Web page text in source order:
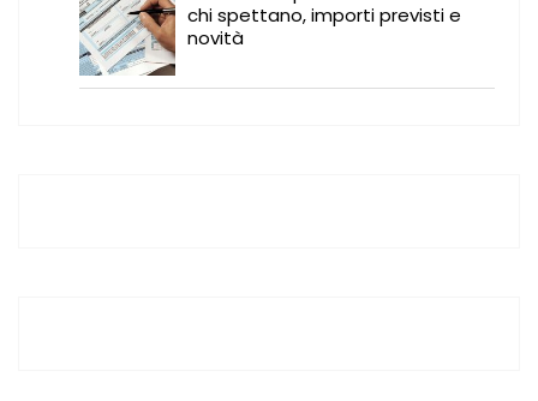
chi spettano, importi previsti e
novità